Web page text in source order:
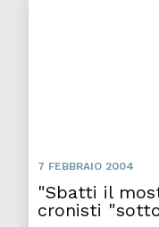
7 FEBBRAIO 2004
"Sbatti il
cronisti